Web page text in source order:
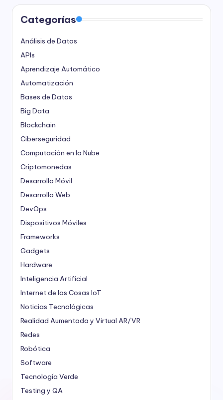
Categorías
Análisis de Datos
APIs
Aprendizaje Automático
Automatización
Bases de Datos
Big Data
Blockchain
Ciberseguridad
Computación en la Nube
Criptomonedas
Desarrollo Móvil
Desarrollo Web
DevOps
Dispositivos Móviles
Frameworks
Gadgets
Hardware
Inteligencia Artificial
Internet de las Cosas IoT
Noticias Tecnológicas
Realidad Aumentada y Virtual AR/VR
Redes
Robótica
Software
Tecnología Verde
Testing y QA